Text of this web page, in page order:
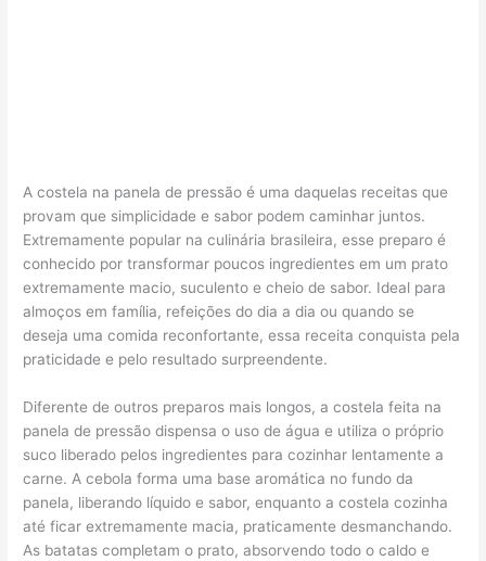
A costela na panela de pressão é uma daquelas receitas que
provam que simplicidade e sabor podem caminhar juntos.
Extremamente popular na culinária brasileira, esse preparo é
conhecido por transformar poucos ingredientes em um prato
extremamente macio, suculento e cheio de sabor. Ideal para
almoços em família, refeições do dia a dia ou quando se
deseja uma comida reconfortante, essa receita conquista pela
praticidade e pelo resultado surpreendente.
Diferente de outros preparos mais longos, a costela feita na
panela de pressão dispensa o uso de água e utiliza o próprio
suco liberado pelos ingredientes para cozinhar lentamente a
carne. A cebola forma uma base aromática no fundo da
panela, liberando líquido e sabor, enquanto a costela cozinha
até ficar extremamente macia, praticamente desmanchando.
As batatas completam o prato, absorvendo todo o caldo e